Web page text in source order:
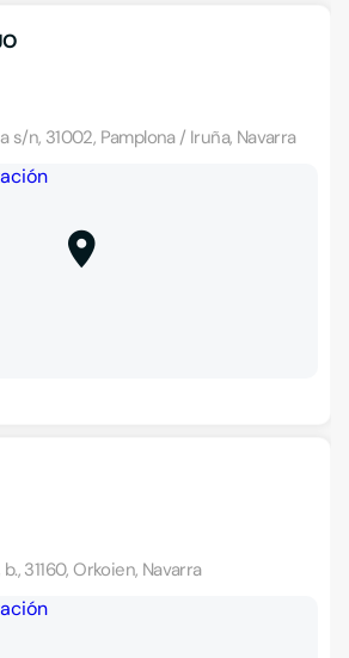
s/n, 31002, Pamplona / Iruña, Navarra
31160, Orkoien, Navarra